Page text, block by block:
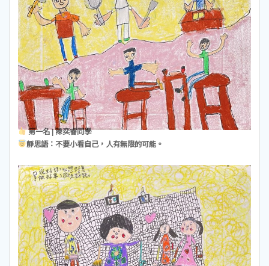
第一名 | 陳奕睿同學
靜思語：不要小看自己，人有無限的可能。